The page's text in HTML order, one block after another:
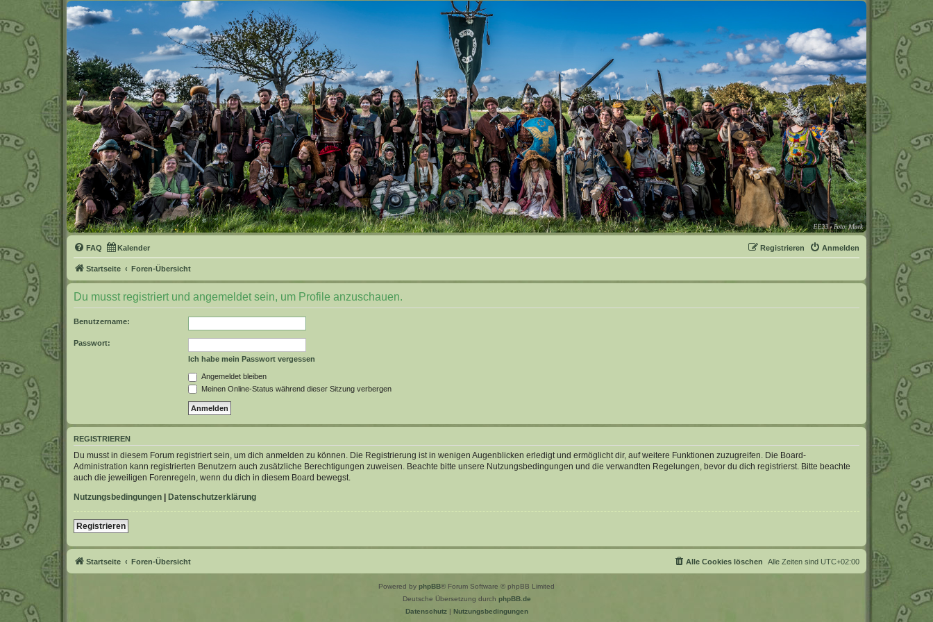
FAQ Kalender Anmelden
Registrieren
Startseite Foren-Übersicht
Du musst registriert und angemeldet sein, um Profile anzuschauen.
Benutzername:
Passwort:
Ich habe mein Passwort vergessen
Angemeldet bleiben
Meinen Online-Status während dieser Sitzung verbergen
REGISTRIEREN
Du musst in diesem Forum registriert sein, um dich anmelden zu können. Die Registrierung ist in wenigen Augenblicken erledigt und ermöglicht dir, auf weitere Funktionen zuzugreifen. Die Board-
Administration kann registrierten Benutzern auch zusätzliche Berechtigungen zuweisen. Beachte bitte unsere Nutzungsbedingungen und die verwandten Regelungen, bevor du dich registrierst. Bitte beachte
auch die jeweiligen Forenregeln, wenn du dich in diesem Board bewegst.
Nutzungsbedingungen | Datenschutzerklärung
Registrieren
Startseite Foren-Übersicht Alle Zeiten sind UTC+02:00
Alle Cookies löschen
Powered by phpBB® Forum Software © phpBB Limited
Deutsche Übersetzung durch phpBB.de
Datenschutz| Nutzungsbedingungen